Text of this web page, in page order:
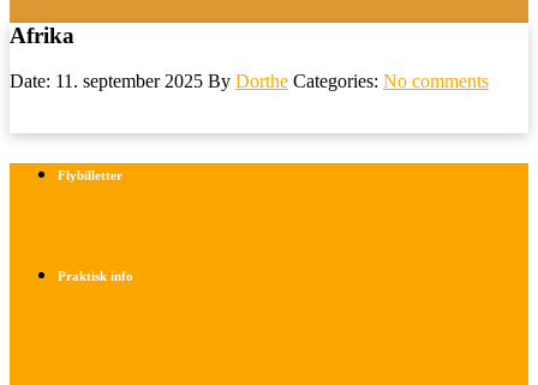
Afrika
Date: 11. september 2025 By Dorthe Categories: No comments
Flybilletter
Praktisk info